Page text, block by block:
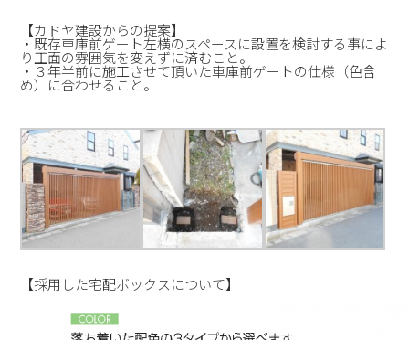
【カドヤ建設からの提案】
・既存車庫前ゲート左横のスペースに設置を検討する事によ
り正面の雰囲気を変えずに済むこと。
・３年半前に施工させて頂いた車庫前ゲートの仕様（色含
め）に合わせること。
【採用した宅配ボックスについて】